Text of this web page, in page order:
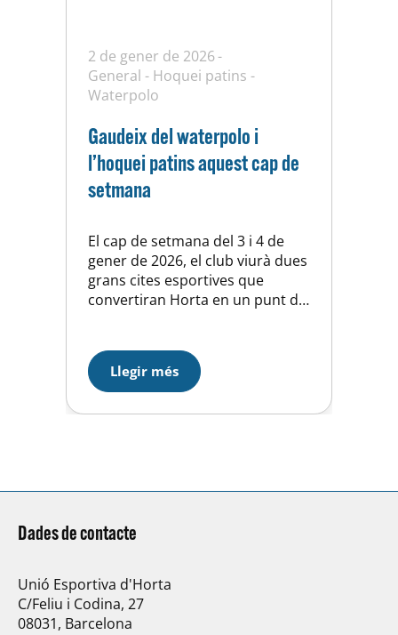
2 de gener de 2026
General - Hoquei patins -
Waterpolo
Gaudeix del waterpolo i
l’hoquei patins aquest cap de
setmana
El cap de setmana del 3 i 4 de
gener de 2026, el club viurà dues
grans cites esportives que
convertiran Horta en un punt de
waterpolo i l’hoquei patins
compartiran protagonisme amb
tornejos consolidats i la
participació de clubs de primer
Llegir més
Dades de contacte
Unió Esportiva d'Horta
C/Feliu i Codina, 27
08031, Barcelona